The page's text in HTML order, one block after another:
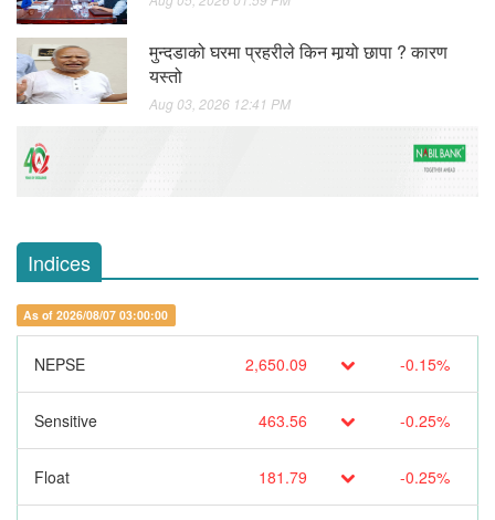
मुन्दडाको घरमा प्रहरीले किन मार्‍यो छापा ? कारण
यस्तो
Aug 03, 2026 12:41 PM
Indices
As of 2026/08/07 03:00:00
NEPSE 2,650.09 -0.15%
Sensitive 463.56 -0.25%
Float 181.79 -0.25%